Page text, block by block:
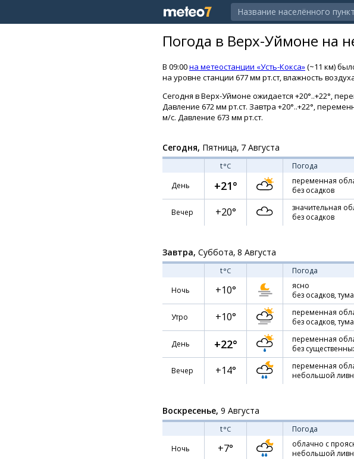
Погода в Верх-Уймоне на
В 09:00на метеостанции «Усть-Кокса»(~11 км)
на уровне станции 677 мм рт.ст, влажность
Сегодня в Верх-Уймоне ожидается +20°..+22°,
Давление 672 мм рт.ст. Завтра +20°..+22°,
м/с. Давление 673 мм рт.ст.
Сегодня, Пятница, 7 Августа
t°C Погода
День
+21°
переменная
без осадков
Вечер +20°
значительная
без осадков
Завтра, Суббота, 8 Августа
t°C Погода
Ночь
+10°
ясно
без осадков,
Утро +10°
переменная
без осадков,
День +22°
переменная
без
Вечер +14°
переменная
небольшой
Воскресенье, 9 Августа
t°C Погода
Ночь
+7°
облачно с
небольшой